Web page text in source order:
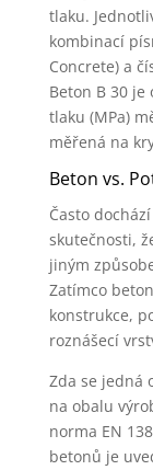
tlaku.
kombinací
Concrete) a
Beton B 30 je
tlaku (MPa)
měřená na
Beton vs.
Často
skutečnosti,
jiným
Zatímco
konstrukce,
roznášecí
Zda se jedná
na obalu
norma EN
betonů je